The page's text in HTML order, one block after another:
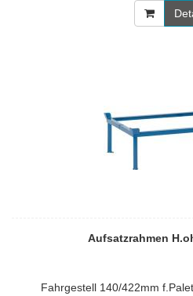
Aufsatzrahmen
Fahrgestell 140/422mm